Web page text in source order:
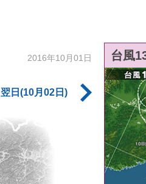
2016年10月01日
翌日(10月02日)
台風